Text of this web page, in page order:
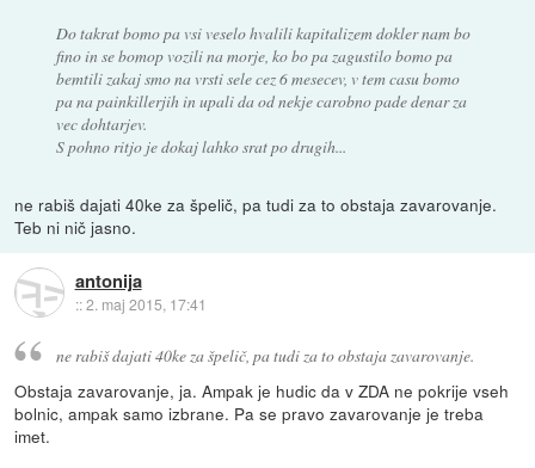
Do takrat bomo pa vsi veselo hvalili kapitalizem dokler nam bo
fino in se bomop vozili na morje, ko bo pa zagustilo bomo pa
bemtili zakaj smo na vrsti sele cez 6 mesecev, v tem casu bomo
pa na painkillerjih in upali da od nekje carobno pade denar za
vec dohtarjev.
S pohno ritjo je dokaj lahko srat po drugih...
ne rabiš dajati 40ke za špelič, pa tudi za to obstaja zavarovanje.
Teb ni nič jasno.
antonija
::2. maj 2015, 17:41
ne rabiš dajati 40ke za špelič, pa tudi za to obstaja zavarovanje.
Obstaja zavarovanje, ja. Ampak je hudic da v ZDA ne pokrije vseh
bolnic, ampak samo izbrane. Pa se pravo zavarovanje je treba
imet.